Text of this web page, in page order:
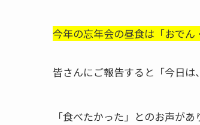
今年の忘年会の昼食は「おでん
皆さんにご報告すると「今日は
「食べたかった」とのお声が